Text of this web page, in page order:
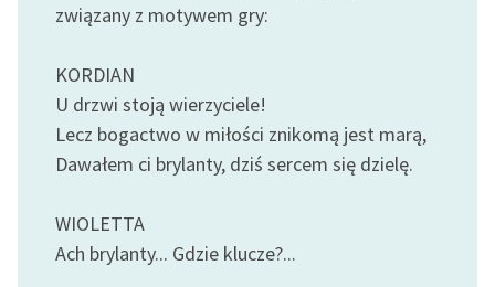
Kolekcje edukacyjne
do domeny publicznej,
lektur szkolnych oraz
Starego Testamentu
Odkurzamy bohaterów
Szkoła Poezji Wolnych
Lektur
związany z motywem gry:
KORDIAN
U drzwi stoją wierzyciele!
Lecz bogactwo w miłości znikomą jest marą,
Dawałem ci brylanty, dziś sercem się dzielę.
WIOLETTA
Ach brylanty... Gdzie klucze?...